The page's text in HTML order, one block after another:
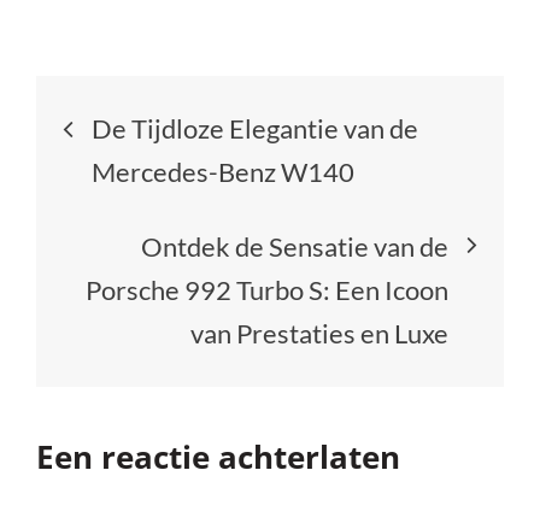
Berichtnavigatie
De Tijdloze Elegantie van de
Mercedes-Benz W140
Ontdek de Sensatie van de
Porsche 992 Turbo S: Een Icoon
van Prestaties en Luxe
Een reactie achterlaten